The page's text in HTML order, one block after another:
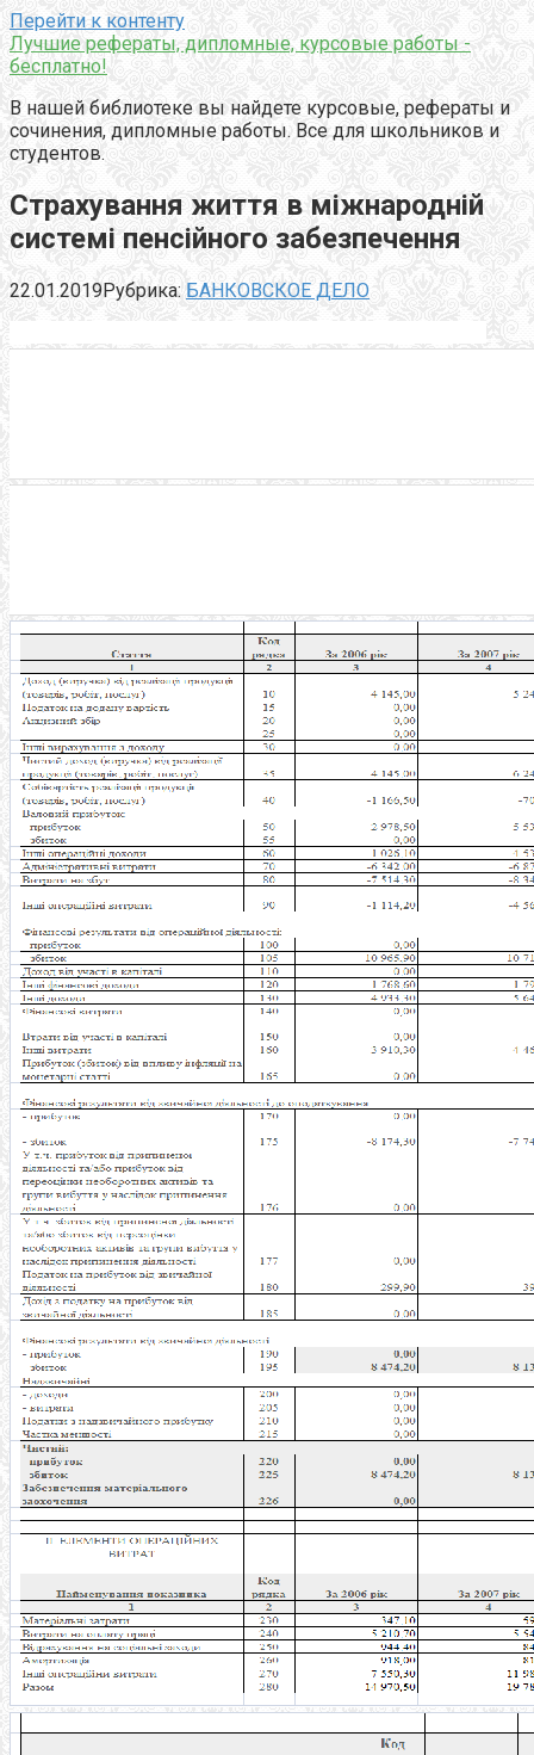
Перейти к контенту
Лучшие рефераты, дипломные, курсовые работы -
бесплатно!
В нашей библиотеке вы найдете курсовые, рефераты и
сочинения, дипломные работы. Все для школьников и
студентов.
Страхування життя в міжнародній
системі пенсійного забезпечення
22.01.2019Рубрика: БАНКОВСКОЕ ДЕЛО